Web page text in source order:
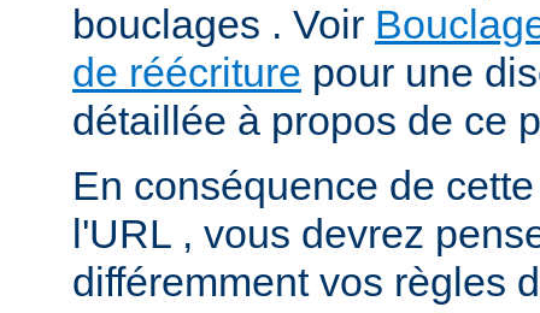
bouclages . Voir
de réécriture pour une
détaillée à propos de ce
En conséquence de
l'URL , vous devrez
différemment vos règles